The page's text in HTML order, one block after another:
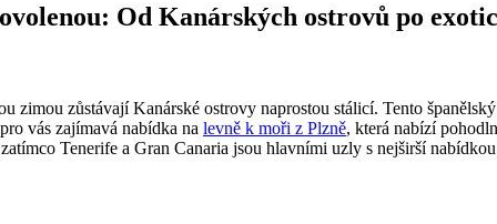
Od Kanárských ostrovů po
zimou zůstávají Kanárské ostrovy naprostou stálicí. Tento
vás zajímavá nabídka na levně k moři z Plzně, která nabízí
Tenerife a Gran Canaria jsou hlavními uzly s nejširší